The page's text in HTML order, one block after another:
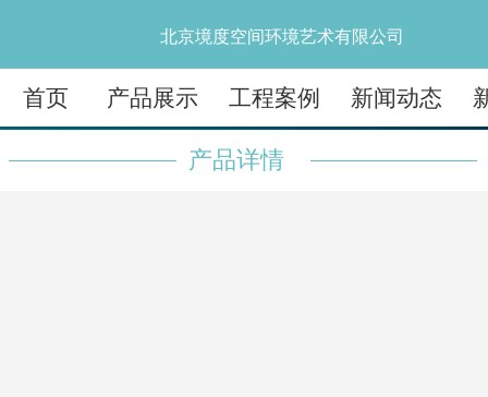
北京境度空间环境艺术有限公司
首页 产品展示 工程案例 新闻动态
产品详情